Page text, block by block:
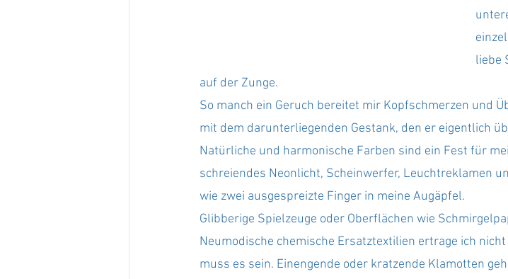
liebe
auf der Zunge.
So manch ein Geruch bereitet mir Kopfschmerzen und
mit dem darunterliegenden Gestank, den er eigentlich
Natürliche und harmonische Farben sind ein Fest für
schreiendes Neonlicht, Scheinwerfer, Leuchtreklamen
wie zwei ausgespreizte Finger in meine Augäpfel.
Glibberige Spielzeuge oder Oberflächen wie
Neumodische chemische Ersatztextilien ertrage ich
muss es sein. Einengende oder kratzende Klamotten